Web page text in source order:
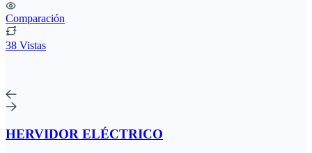
Comparación
38 Vistas
HERVIDOR ELÉCTRICO